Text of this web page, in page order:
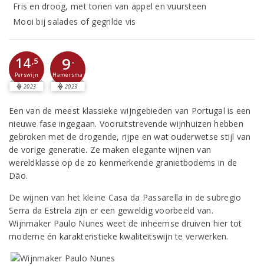
Fris en droog, met tonen van appel en vuursteen
Mooi bij salades of gegrilde vis
14,5
Perswijn
2023
9-
Hamersma
2023
Een van de meest klassieke wijngebieden van Portugal is een
nieuwe fase ingegaan. Vooruitstrevende wijnhuizen hebben
gebroken met de drogende, rijpe en wat ouderwetse stijl van
de vorige generatie. Ze maken elegante wijnen van
wereldklasse op de zo kenmerkende granietbodems in de
Dão.
De wijnen van het kleine Casa da Passarella in de subregio
Serra da Estrela zijn er een geweldig voorbeeld van.
Wijnmaker Paulo Nunes weet de inheemse druiven hier tot
moderne én karakteristieke kwaliteitswijn te verwerken.